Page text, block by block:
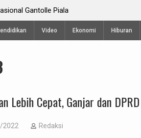
Perayaan Waisak di Vihara
Video Ekonomi Hiburan
Lebih Cepat, Ganjar dan
2022 Redaksi